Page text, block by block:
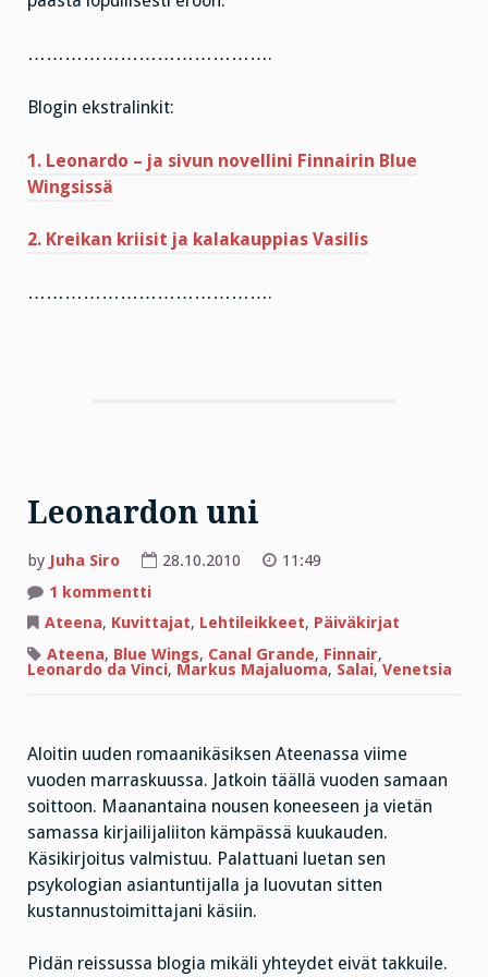
………………………………….
Blogin ekstralinkit:
1. Leonardo – ja sivun novellini Finnairin Blue
Wingsissä
2. Kreikan kriisit ja kalakauppias Vasilis
………………………………….
Leonardon uni
by Juha Siro 28.10.2010
11:49
1 kommenttiartikkeliin
uni
Ateena, Kuvittajat, Lehtileikkeet, Päiväkirjat
Ateena, Blue Wings, Canal Grande, Finnair,
Leonardo da Vinci, Markus Majaluoma, Salai, Venetsia
Aloitin uuden romaanikäsiksen Ateenassa viime
vuoden marraskuussa. Jatkoin täällä vuoden samaan
soittoon. Maanantaina nousen koneeseen ja vietän
samassa kirjailijaliiton kämpässä kuukauden.
Käsikirjoitus valmistuu. Palattuani luetan sen
psykologian asiantuntijalla ja luovutan sitten
kustannustoimittajani käsiin.
Pidän reissussa blogia mikäli yhteydet eivät takkuile.